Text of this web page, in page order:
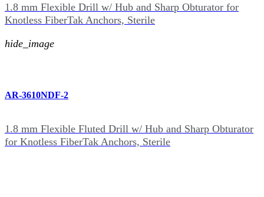
1.8 mm Flexible Drill w/ Hub and Sharp Obturator for
Knotless FiberTak Anchors, Sterile
hide_image
AR-3610NDF-2
1.8 mm Flexible Fluted Drill w/ Hub and Sharp Obturator
for Knotless FiberTak Anchors, Sterile